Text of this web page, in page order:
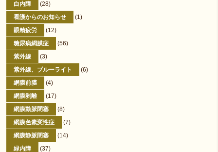
白内障
(28)
看護からのお知らせ
(1)
眼精疲労
(12)
糖尿病網膜症
(56)
紫外線
(3)
紫外線、ブルーライト
(6)
網膜前膜
(4)
網膜剥離
(17)
網膜動脈閉塞
(8)
網膜色素変性症
(7)
網膜静脈閉塞
(14)
緑内障
(37)